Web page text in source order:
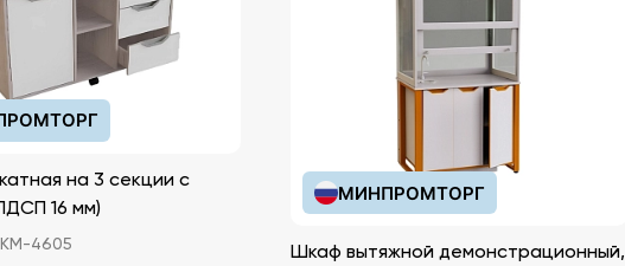
на 3 секции с
(ЛДСП 16 мм)
4605
МИНПРОМТОРГ
Шкаф вытяжной демонстрационный,